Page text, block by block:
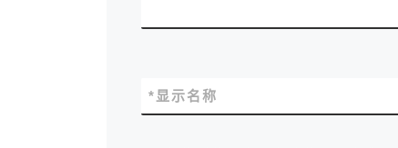
显示名称
*